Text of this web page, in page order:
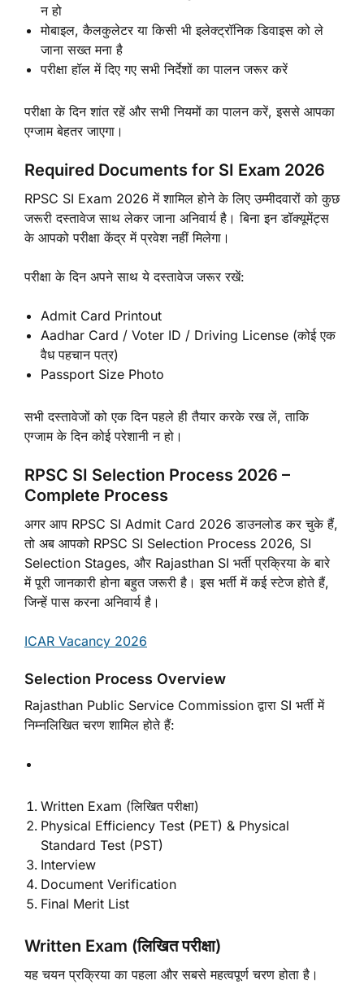
न हो
मोबाइल, कैलकुलेटर या किसी भी इलेक्ट्रॉनिक डिवाइस को ले
जाना सख्त मना है
परीक्षा हॉल में दिए गए सभी निर्देशों का पालन जरूर करें
परीक्षा के दिन शांत रहें और सभी नियमों का पालन करें, इससे आपका
एग्जाम बेहतर जाएगा।
Required Documents for SI Exam 2026
RPSC SI Exam 2026 में शामिल होने के लिए उम्मीदवारों को कुछ
जरूरी दस्तावेज साथ लेकर जाना अनिवार्य है। बिना इन डॉक्यूमेंट्स
के आपको परीक्षा केंद्र में प्रवेश नहीं मिलेगा।
परीक्षा के दिन अपने साथ ये दस्तावेज जरूर रखें:
Admit Card Printout
Aadhar Card / Voter ID / Driving License (कोई एक
वैध पहचान पत्र)
Passport Size Photo
सभी दस्तावेजों को एक दिन पहले ही तैयार करके रख लें, ताकि
एग्जाम के दिन कोई परेशानी न हो।
RPSC SI Selection Process 2026 –
Complete Process
अगर आप RPSC SI Admit Card 2026 डाउनलोड कर चुके हैं,
तो अब आपको RPSC SI Selection Process 2026, SI
Selection Stages, और Rajasthan SI भर्ती प्रक्रिया के बारे
में पूरी जानकारी होना बहुत जरूरी है। इस भर्ती में कई स्टेज होते हैं,
जिन्हें पास करना अनिवार्य है।
ICAR Vacancy 2026
Selection Process Overview
Rajasthan Public Service Commission द्वारा SI भर्ती में
निम्नलिखित चरण शामिल होते हैं:
Written Exam (लिखित परीक्षा)
Physical Efficiency Test (PET) & Physical
Standard Test (PST)
Interview
Document Verification
Final Merit List
Written Exam (लिखित परीक्षा)
यह चयन प्रक्रिया का पहला और सबसे महत्वपूर्ण चरण होता है।